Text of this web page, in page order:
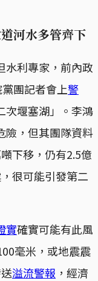
河水多管齊下
水利專家，前內政
團記者會上警
次堰塞湖」。李鴻
險，但其團隊資料
下移，仍有2.5億
很可能引發第二
實確實可能有此風
毫米，或地震震
溢流警報 ，經濟